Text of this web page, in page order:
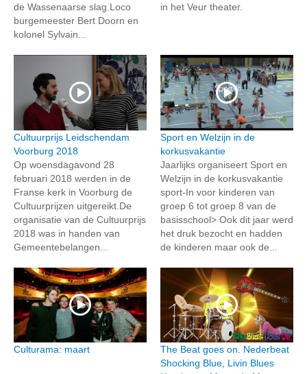
de Wassenaarse slag.Loco
burgemeester Bert Doorn en
kolonel Sylvain...
in het Veur theater.
Cultuurprijs Leidschendam
Voorburg 2018
Op woensdagavond 28
februari 2018 werden in de
Franse kerk in Voorburg de
Cultuurprijzen uitgereikt.De
organisatie van de Cultuurprijs
2018 was in handen van
Gemeentebelangen...
Sport en Welzijn in de
korkusvakantie
Jaarlijks organiseert Sport en
Welzijn in de korkusvakantie
sport-In voor kinderen van
groep 6 tot groep 8 van de
basisschool> Ook dit jaar werd
het druk bezocht en hadden
de kinderen maar ook de...
Culturama: maart
The Beat goes on. Nederbeat
Shocking Blue, Livin Blues